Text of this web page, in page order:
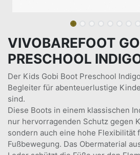
VIVOBAREFOOT
PRESCHOOL
Der Kids Gobi Boot Preschool
Begleiter für abenteuerlustige
sind.
Diese Boots in einem klassischen
nur hervorragenden Schutz gegen
sondern auch eine hohe Flexibilität
Fußbewegung. Das Obermaterial